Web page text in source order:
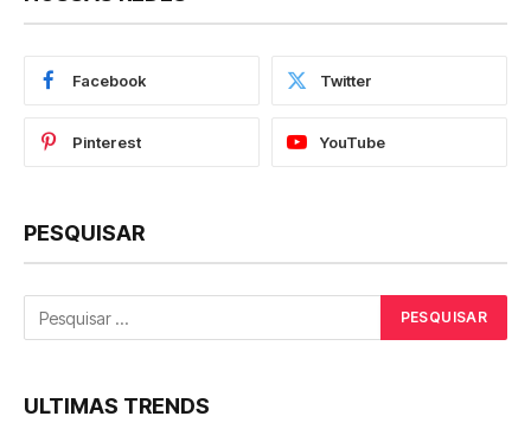
Facebook Twitter
Pinterest YouTube
PESQUISAR
ULTIMAS TRENDS